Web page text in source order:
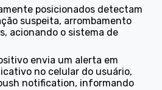
posicionados detectam
suspeita, arrombamento
acionando o sistema de
envia um alerta em
no celular do usuário,
notification, informando